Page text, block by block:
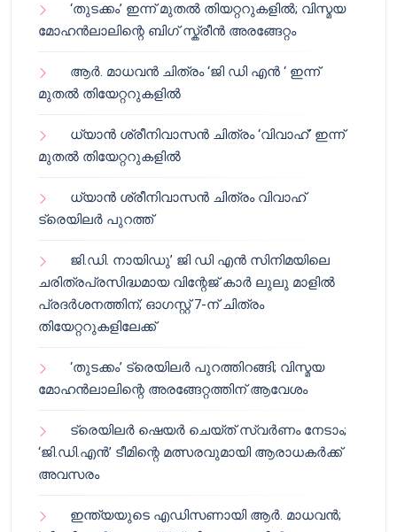
‘തുടക്കം’ ഇന്ന് മുതൽ തിയറ്ററുകളിൽ; വിസ്മയ
മോഹൻലാലിന്റെ ബിഗ് സ്ക്രീൻ അരങ്ങേറ്റം
ആർ. മാധവൻ ചിത്രം ‘ജി ഡി എൻ ‘ ഇന്ന്
മുതൽ തിയേറ്ററുകളിൽ
ധ്യാൻ ശ്രീനിവാസൻ ചിത്രം ‘വിവാഹ്’ ഇന്ന്
മുതൽ തിയേറ്ററുകളിൽ
ധ്യാൻ ശ്രീനിവാസൻ ചിത്രം വിവാഹ്
ട്രെയിലർ പുറത്ത്
ജി.ഡി. നായിഡു’ ജി ഡി എൻ സിനിമയിലെ
ചരിത്രപ്രസിദ്ധമായ വിന്റേജ് കാർ ലുലു മാളിൽ
പ്രദർശനത്തിന്; ഓഗസ്റ്റ് 7-ന് ചിത്രം
തിയേറ്ററുകളിലേക്ക്
‘തുടക്കം’ ട്രെയിലർ പുറത്തിറങ്ങി; വിസ്മയ
മോഹൻലാലിന്റെ അരങ്ങേറ്റത്തിന് ആവേശം
ട്രെയിലർ ഷെയർ ചെയ്‌ത് സ്വർണം നേടാം;
‘ജി.ഡി.എൻ’ ടീമിന്റെ മത്സരവുമായി ആരാധകർക്ക്
അവസരം
ഇന്ത്യയുടെ എഡിസണായി ആർ. മാധവൻ;